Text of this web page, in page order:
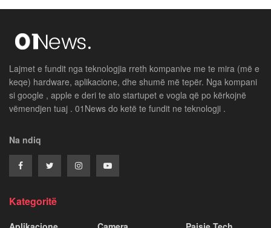
Lajmet e fundit nga teknologjia rreth kompanive me te mira (më e
keqe) hardware, aplikacione, dhe shumë më tepër. Nga kompani
si google , apple e deri te ato startupet e vogla që po kërkojnë
vëmendjen tuaj . 01News do ketë te fundit ne teknologji .
Na ndiq
Kategoritë